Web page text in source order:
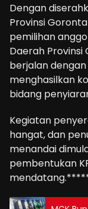
Dengan
Provinsi
pemilihan
Daerah Provinsi
berjalan
menghasilkan
bidang
Kegiatan
hangat, dan
menandai
pembentukan